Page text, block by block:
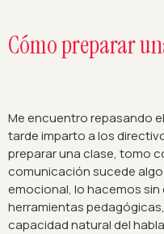
Cómo preparar
Me encuentro repasando
tarde imparto a los
preparar una clase, tomo
comunicación sucede
emocional, lo hacemos
herramientas
capacidad natural del